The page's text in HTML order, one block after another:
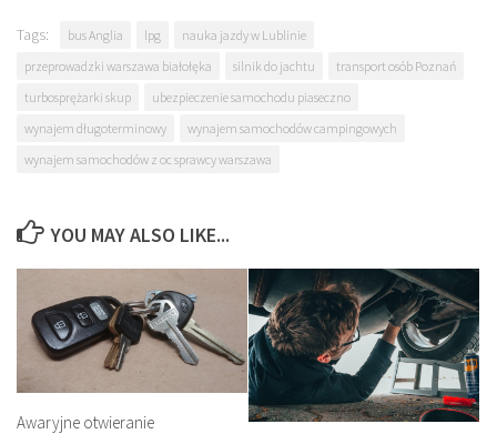
Tags: bus Anglia lpg
nauka jazdy w Lublinie
przeprowadzki warszawa białołęka
silnik do jachtu
transport osób Poznań
turbosprężarki skup
ubezpieczenie samochodu piaseczno
wynajem długoterminowy
wynajem samochodów campingowych
wynajem samochodów z oc sprawcy warszawa
YOU MAY ALSO LIKE...
Awaryjne otwieranie